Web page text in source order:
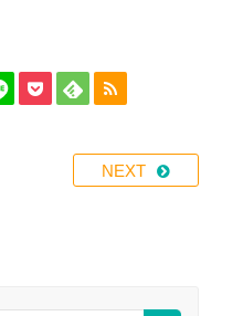
NEXT